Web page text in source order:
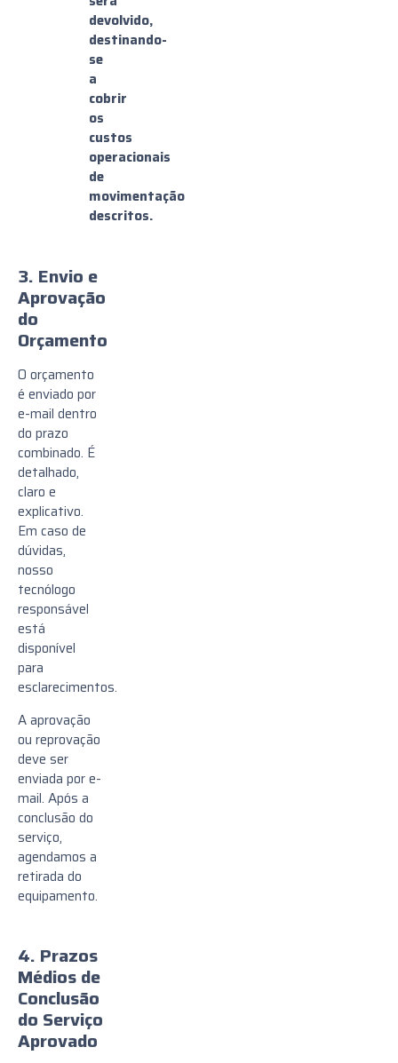
devolvido,
destinando-
se
a
cobrir
os
custos
operacionais
de
movimentação
descritos.
3. Envio e
Aprovação
do
Orçamento
O orçamento
é enviado por
e-mail dentro
do prazo
combinado. É
detalhado,
claro e
explicativo.
Em caso de
dúvidas,
nosso
tecnólogo
responsável
está
disponível
para
esclarecimentos.
A aprovação
ou reprovação
deve ser
enviada por e-
mail. Após a
conclusão do
serviço,
agendamos a
retirada do
equipamento.
4. Prazos
Médios de
Conclusão
do Serviço
Aprovado